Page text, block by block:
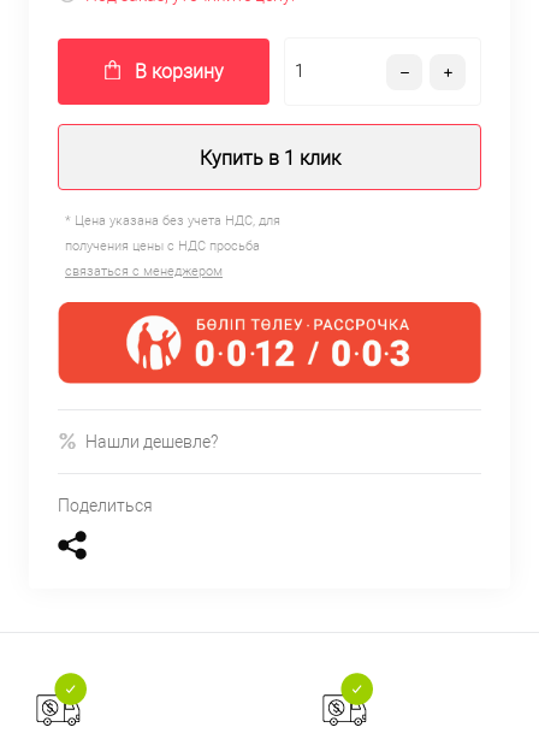
В корзину
Купить в 1 клик
* Цена указана без учета НДС, для
получения цены с НДС просьба
связаться с менеджером
Нашли дешевле?
Поделиться